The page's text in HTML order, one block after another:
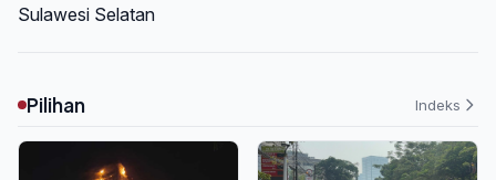
Sulawesi Selatan
Pilihan Indeks